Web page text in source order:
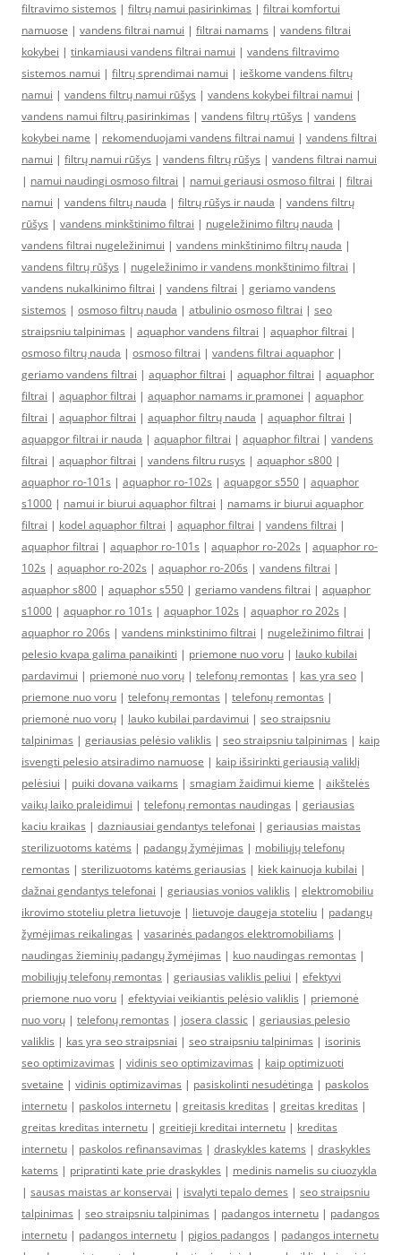
filtravimo sistemos | filtrų namui pasirinkimas | filtrai komfortui
namuose | vandens filtrai namui | filtrai namams | vandens filtrai
kokybei | tinkamiausi vandens filtrai namui | vandens filtravimo
sistemos namui | filtrų sprendimai namui | ieškome vandens filtrų
namui | vandens filtrų namui rūšys | vandens kokybei filtrai namui |
vandens namui filtrų pasirinkimas | vandens filtrų rtūšys | vandens
kokybei name | rekomenduojami vandens filtrai namui | vandens filtrai
namui | filtrų namui rūšys | vandens filtrų rūšys | vandens filtrai namui
| namui naudingi osmoso filtrai | namui geriausi osmoso filtrai | filtrai
namui | vandens filtrų nauda | filtrų rūšys ir nauda | vandens filtrų
rūšys | vandens minkštinimo filtrai | nugeležinimo filtrų nauda |
vandens filtrai nugeležinimui | vandens minkštinimo filtrų nauda |
vandens filtrų rūšys | nugeležinimo ir vandens monkštinimo filtrai |
vandens nukalkinimo filtrai | vandens filtrai | geriamo vandens
sistemos | osmoso filtrų nauda | atbulinio osmoso filtrai | seo
straipsniu talpinimas | aquaphor vandens filtrai | aquaphor filtrai |
osmoso filtrų nauda | osmoso filtrai | vandens filtrai aquaphor |
geriamo vandens filtrai | aquaphor filtrai | aquaphor filtrai | aquaphor
filtrai | aquaphor filtrai | aquaphor namams ir pramonei | aquaphor
filtrai | aquaphor filtrai | aquaphor filtrų nauda | aquaphor filtrai |
aquapgor filtrai ir nauda | aquaphor filtrai | aquaphor filtrai | vandens
filtrai | aquaphor filtrai | vandens filtru rusys | aquaphor s800 |
aquaphor ro-101s | aquaphor ro-102s | aquapgor s550 | aquaphor
s1000 | namui ir biurui aquaphor filtrai | namams ir biurui aquaphor
filtrai | kodel aquaphor filtrai | aquaphor filtrai | vandens filtrai |
aquaphor filtrai | aquaphor ro-101s | aquaphor ro-202s | aquaphor ro-
102s | aquaphor ro-202s | aquaphor ro-206s | vandens filtrai |
aquaphor s800 | aquaphor s550 | geriamo vandens filtrai | aquaphor
s1000 | aquaphor ro 101s | aquaphor 102s | aquaphor ro 202s |
aquaphor ro 206s | vandens minkstinimo filtrai | nugeležinimo filtrai |
pelesio kvapa galima panaikinti | priemone nuo voru | lauko kubilai
pardavimui | priemonė nuo vorų | telefonų remontas | kas yra seo |
priemone nuo voru | telefonų remontas | telefonų remontas |
priemonė nuo vorų | lauko kubilai pardavimui | seo straipsniu
talpinimas | geriausias pelėsio valiklis | seo straipsniu talpinimas | kaip
isvengti pelesio atsiradimo namuose | kaip išsirinkti geriausią valiklį
pelėsiui | puiki dovana vaikams | smagiam žaidimui kieme | aikštelės
vaikų laiko praleidimui | telefonų remontas naudingas | geriausias
kaciu kraikas | dazniausiai gendantys telefonai | geriausias maistas
sterilizuotoms katėms | padangų žymėjimas | mobiliųjų telefonų
remontas | sterilizuotoms katėms geriausias | kiek kainuoja kubilai |
dažnai gendantys telefonai | geriausias vonios valiklis | elektromobiliu
ikrovimo stoteliu pletra lietuvoje | lietuvoje daugeja stoteliu | padangų
žymėjimas reikalingas | vasarinės padangos elektromobiliams |
naudingas žieminių padangų žymėjimas | kuo naudingas remontas |
mobiliųjų telefonų remontas | geriausias valiklis peliui | efektyvi
priemone nuo voru | efektyviai veikiantis pelėsio valiklis | priemonė
nuo vorų | telefonų remontas | josera classic | geriausias pelesio
valiklis | kas yra seo straipsniai | seo straipsniu talpinimas | isorinis
seo optimizavimas | vidinis seo optimizavimas | kaip optimizuoti
svetaine | vidinis optimizavimas | pasiskolinti nesudėtinga | paskolos
internetu | paskolos internetu | greitasis kreditas | greitas kreditas |
greitas kreditas internetu | greitieji kreditai internetu | kreditas
internetu | paskolos refinansavimas | draskykles katems | draskykles
katems | pripratinti kate prie draskykles | medinis namelis su ciuozykla
| sausas maistas ar konservai | isvalyti tepalo demes | seo straipsniu
talpinimas | seo straipsniu talpinimas | padangos internetu | padangos
internetu | padangos internetu | pigios padangos | padangos internetu